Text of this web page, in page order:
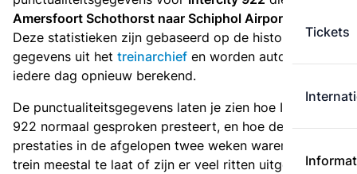
Tickets
Amersfoort Schothorst naar Schiphol Airport
Deze statistieken zijn gebaseerd op de historische
gegevens uit het treinarchief en worden automatisch
iedere dag opnieuw berekend.
De punctualiteitsgegevens laten je zien hoe Intercity
922 normaal gesproken presteert, en hoe de
prestaties in de afgelopen twee weken waren. Is deze
trein meestal te laat of zijn er veel ritten uitgevallen?